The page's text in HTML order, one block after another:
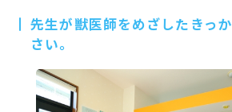
先生が獣医師をめざしたきっ
さい。